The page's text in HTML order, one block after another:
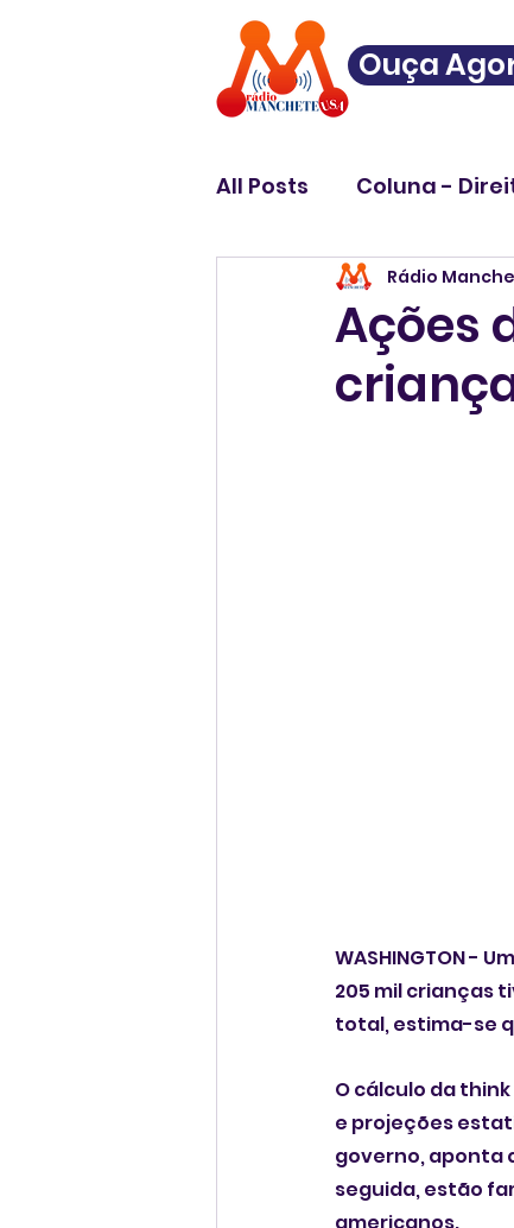
Ouça
All Posts Coluna -
Ações
Rádio
WASHINGTON -
205 mil crianças
total, estima-se
O cálculo da
e projeções
governo, aponta
seguida, estão